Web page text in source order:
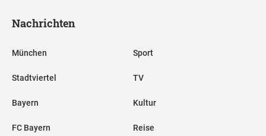
Nachrichten
München
Stadtviertel
Bayern
FC Bayern
Sport
TV
Kultur
Reise